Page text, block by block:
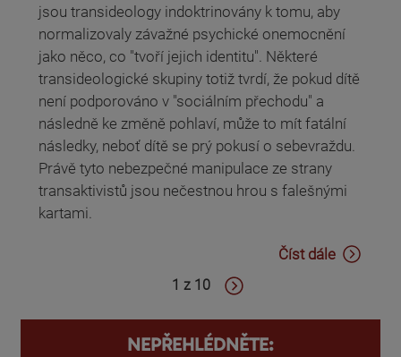
jsou transideology indoktrinovány k tomu, aby
normalizovaly závažné psychické onemocnění
jako něco, co "tvoří jejich identitu". Některé
transideologické skupiny totiž tvrdí, že pokud dítě
není podporováno v "sociálním přechodu" a
následně ke změně pohlaví, může to mít fatální
následky, neboť dítě se prý pokusí o sebevraždu.
Právě tyto nebezpečné manipulace ze strany
transaktivistů jsou nečestnou hrou s falešnými
kartami.
Číst dále
1 z 10
NEPŘEHLÉDNĚTE: